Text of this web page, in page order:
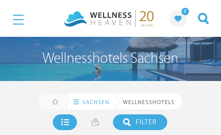
0
Wellnesshotels Sachsen
SACHSEN WELLNESSHOTELS
FILTER